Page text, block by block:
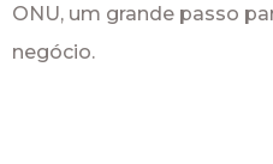
ONU, um grande passo
negócio.